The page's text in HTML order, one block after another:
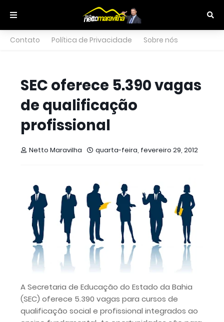
Contato Política de Privacidade Sobre nós
SEC oferece 5.390 vagas
de qualificação
profissional
Netto Maravilha quarta-feira, fevereiro 29, 2012
A Secretaria de Educação do Estado da Bahia
(SEC) oferece 5.390 vagas para cursos de
qualificação social e profissional integrados ao